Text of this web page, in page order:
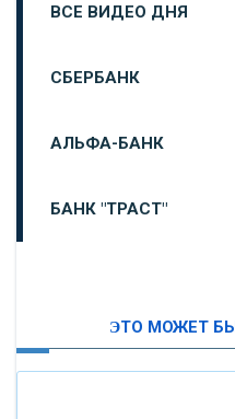
ВСЕ ВИДЕО ДНЯ
СБЕРБАНК
АЛЬФА-БАНК
БАНК "ТРАСТ"
ЭТО МОЖЕТ